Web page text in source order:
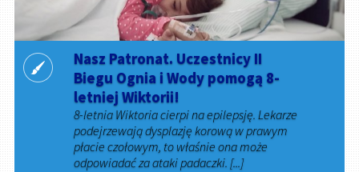
Nasz Patronat. Uczestnicy II
Biegu Ognia i Wody pomogą 8-
letniej Wiktorii!
8-letnia Wiktoria cierpi na epilepsję. Lekarze
podejrzewają dysplazję korową w prawym
płacie czołowym, to właśnie ona może
odpowiadać za ataki padaczki. [...]